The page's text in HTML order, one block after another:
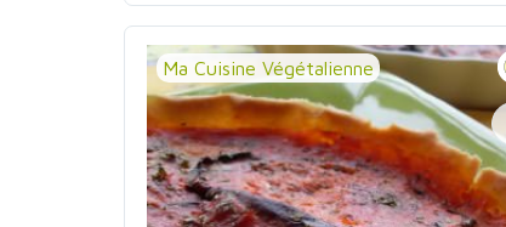
Ma Cuisine Végétalienne